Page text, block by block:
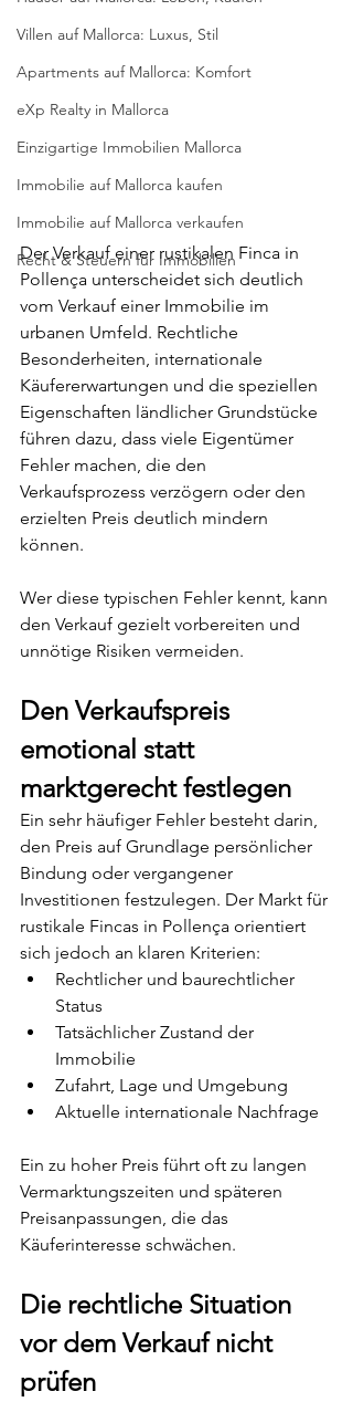
Villen auf Mallorca: Luxus, Stil
Apartments auf Mallorca: Komfort
eXp Realty in Mallorca
Einzigartige Immobilien Mallorca
Immobilie auf Mallorca kaufen
Immobilie auf Mallorca verkaufen
Recht & Steuern für Immobilien
Der Verkauf einer rustikalen Finca in
Pollença unterscheidet sich deutlich
vom Verkauf einer Immobilie im
urbanen Umfeld. Rechtliche
Besonderheiten, internationale
Käufererwartungen und die speziellen
Eigenschaften ländlicher Grundstücke
führen dazu, dass viele Eigentümer
Fehler machen, die den
Verkaufsprozess verzögern oder den
erzielten Preis deutlich mindern
können.
Wer diese typischen Fehler kennt, kann
den Verkauf gezielt vorbereiten und
unnötige Risiken vermeiden.
Den Verkaufspreis
emotional statt
marktgerecht festlegen
Ein sehr häufiger Fehler besteht darin,
den Preis auf Grundlage persönlicher
Bindung oder vergangener
Investitionen festzulegen. Der Markt für
rustikale Fincas in Pollença orientiert
sich jedoch an klaren Kriterien:
Rechtlicher und baurechtlicher
Status
Tatsächlicher Zustand der
Immobilie
Zufahrt, Lage und Umgebung
Aktuelle internationale Nachfrage
Ein zu hoher Preis führt oft zu langen
Vermarktungszeiten und späteren
Preisanpassungen, die das
Käuferinteresse schwächen.
Die rechtliche Situation
vor dem Verkauf nicht
prüfen